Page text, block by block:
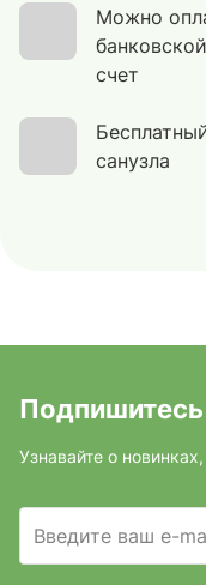
Можно
счет
санузла
Узнавайте о
Введите ваш e-